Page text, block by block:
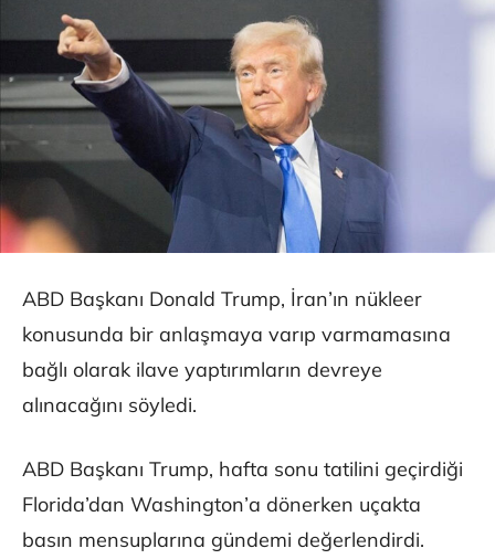
ABD Başkanı Donald Trump, İran’ın nükleer
konusunda bir anlaşmaya varıp varmamasına
bağlı olarak ilave yaptırımların devreye
alınacağını söyledi.
ABD Başkanı Trump, hafta sonu tatilini geçirdiği
Florida’dan Washington’a dönerken uçakta
basın mensuplarına gündemi değerlendirdi.